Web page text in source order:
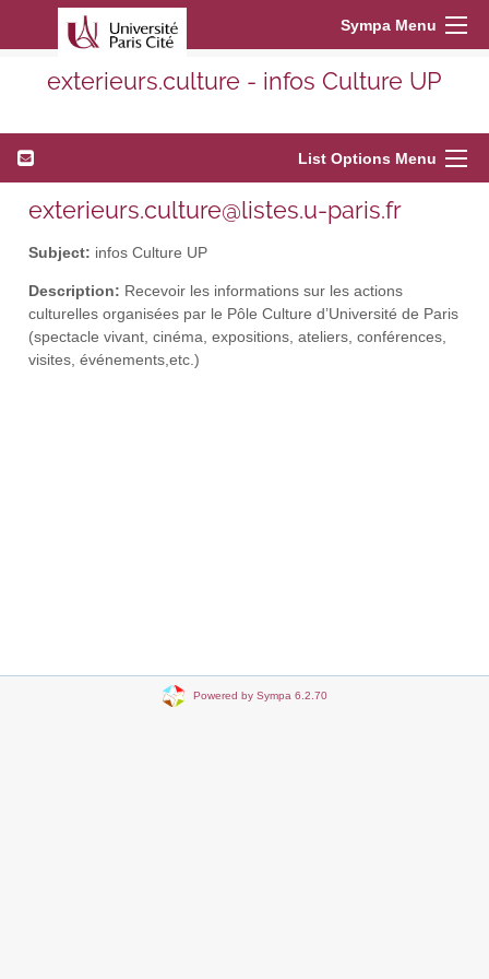
Sympa Menu
exterieurs.culture - infos Culture UP
List Options Menu
exterieurs.culture@listes.u-paris.fr
Subject: infos Culture UP
Description: Recevoir les informations sur les actions
culturelles organisées par le Pôle Culture d’Université de Paris
(spectacle vivant, cinéma, expositions, ateliers, conférences,
visites, événements,etc.)
Powered by Sympa 6.2.70